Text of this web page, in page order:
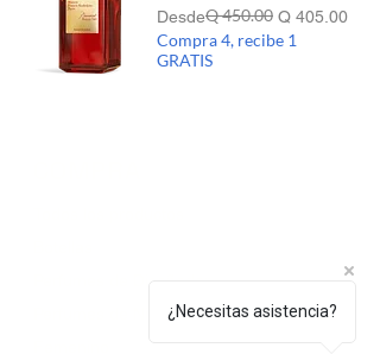
Desde
PrecioQ 450.00 Q 405.00
Precio de oferta
Compra 4, recibe 1
GRATIS
Perfumes de Nicho¿Necesitas asistencia?